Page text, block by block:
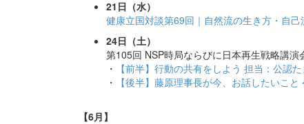
21日（水）
健康立国対談第69回｜自然流の生き方・自
24日（土）
第105回 NSP時局ならびに日本再生戦略講演
・
【前半】行動の共有をしよう 担当：公認
・
【後半】藤原理事長が今、お話したいこ
【6月】